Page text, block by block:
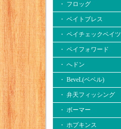
・ フロッグ
・ ベイトブレス
・ ペイチェックベイツ
・ ペイフォワード
・ へドン
・ BeveL(ベベル)
・ 弁天フィッシング
・ ボーマー
・ ホプキンス